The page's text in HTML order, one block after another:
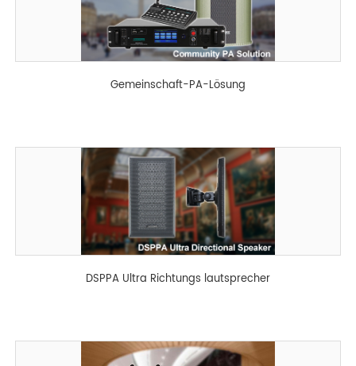
Gemeinschaft-PA-Lösung
DSPPA Ultra Richtungs lautsprecher